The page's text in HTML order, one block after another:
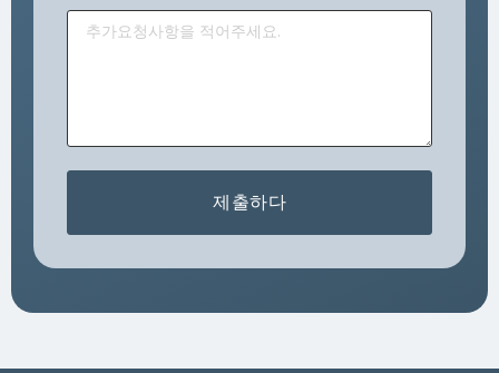
제출하다